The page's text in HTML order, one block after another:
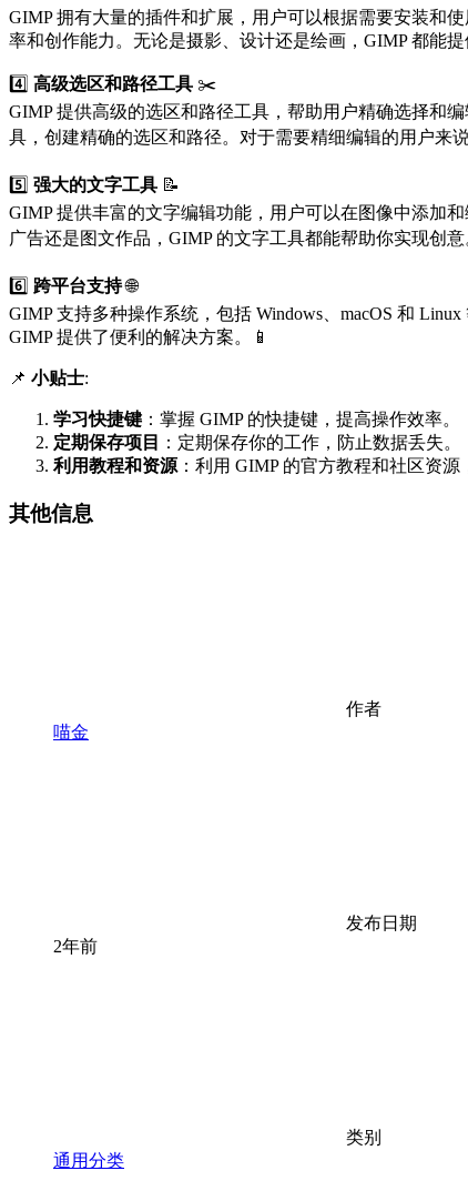
GIMP 拥有大量的插件和扩展，用户可以根据需要安装和
率和创作能力。无论是摄影、设计还是绘画，GIMP 都能
4️⃣ 高级选区和路径工具 ✂️
GIMP 提供高级的选区和路径工具，帮助用户精确选择和
具，创建精确的选区和路径。对于需要精细编辑的用户来
5️⃣ 强大的文字工具 📝
GIMP 提供丰富的文字编辑功能，用户可以在图像中添加
广告还是图文作品，GIMP 的文字工具都能帮助你实现创
6️⃣ 跨平台支持🌐
GIMP 支持多种操作系统，包括 Windows、macOS 和
GIMP 提供了便利的解决方案。📱
📌 小贴士:
学习快捷键 ：掌握 GIMP 的快捷键，提高操作效率。
定期保存项目
：定期保存你的工作，防止数据丢失。
利用教程和资源 ：利用 GIMP 的官方教程和社区资源
其他信息
作者
喵金
发布日期
2年前
类别
通用分类